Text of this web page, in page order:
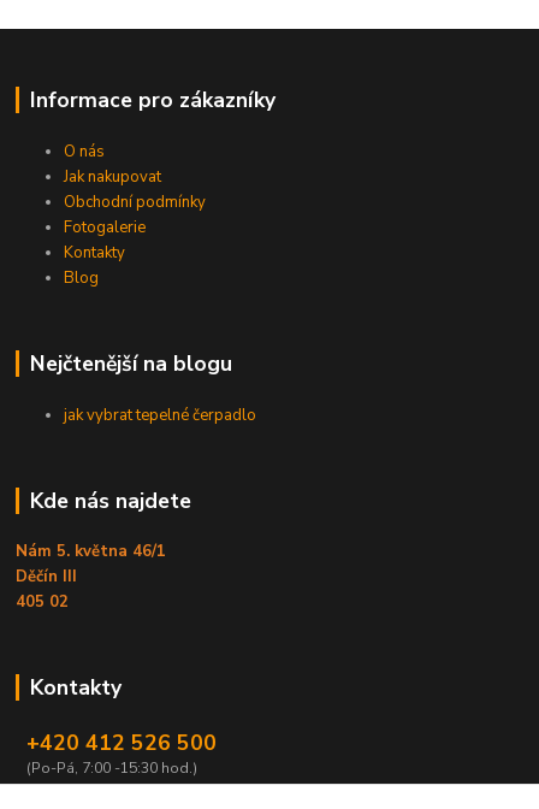
Informace pro zákazníky
O nás
Jak nakupovat
Obchodní podmínky
Fotogalerie
Kontakty
Blog
Nejčtenější na blogu
jak vybrat tepelné čerpadlo
Kde nás najdete
Nám 5. května 46/1
Děčín III
405 02
Kontakty
+420 412 526 500
(Po-Pá, 7:00 -15:30 hod.)